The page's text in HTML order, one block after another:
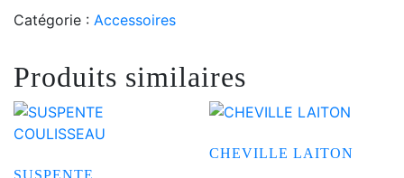
Catégorie : Accessoires
Produits similaires
SUSPENTE
CHEVILLE LAITON